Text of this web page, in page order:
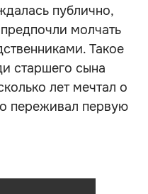
публично,
молчать
Такое
старшего сына
лет мечтал о
переживал первую